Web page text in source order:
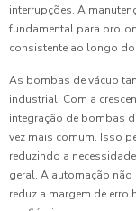
interrupções. A
fundamental para
consistente ao longo
As bombas de vácuo
industrial. Com a
integração de bombas
vez mais comum. Isso
reduzindo a
geral. A automação
reduz a margem de